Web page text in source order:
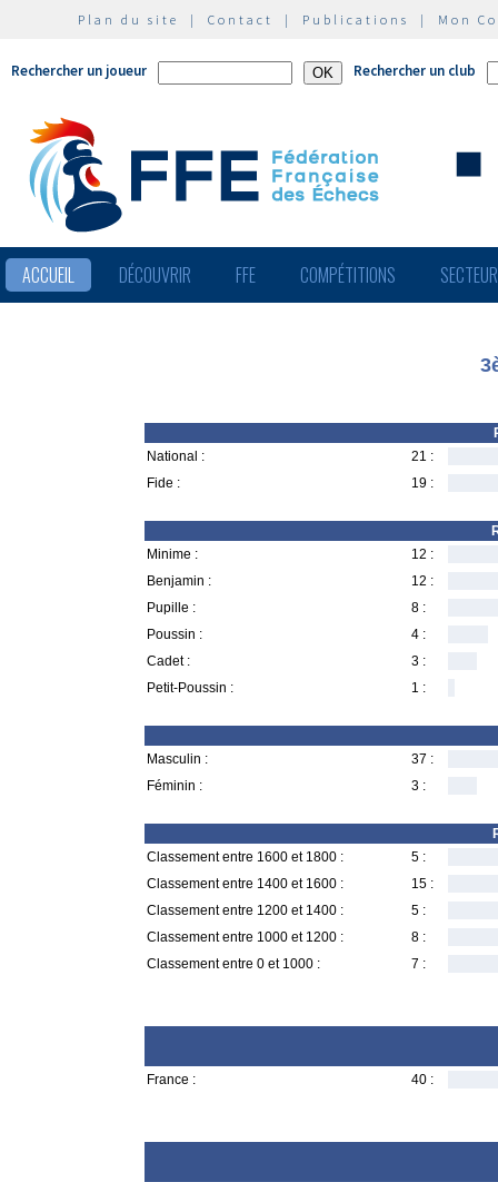
Plan du site | Contact | Publications | Mon
Rechercher un joueur Rechercher un club
ACCUEIL DÉCOUVRIR FFE COMPÉTITIONS
National :
21 :
Fide :
19 :
Minime :
12 :
Benjamin :
12 :
Pupille :
8 :
Poussin :
4 :
Cadet :
3 :
Petit-Poussin :
1 :
Masculin :
37 :
Féminin :
3 :
Classement entre 1600 et 1800 :
5 :
Classement entre 1400 et 1600 :
15 :
Classement entre 1200 et 1400 :
5 :
Classement entre 1000 et 1200 :
8 :
Classement entre 0 et 1000 :
7 :
France : 40 :